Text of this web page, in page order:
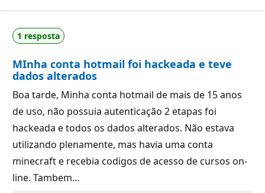
p
u
t
ç
ã
o
s
d
e
e
p
u
a
ç
ã
o
1 resposta
MInha conta hotmail foi hackeada e teve
dados alterados
Boa tarde, Minha conta hotmail de mais de 15 anos
de uso, não possuia autenticação 2 etapas foi
hackeada e todos os dados alterados. Não estava
utilizando plenamente, mas havia uma conta
minecraft e recebia codigos de acesso de cursos on-
line. Tambem…